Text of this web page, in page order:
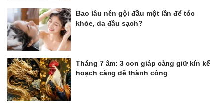
Bao lâu nên gội đầu một lần để tóc
khỏe, da đầu sạch?
Tháng 7 âm: 3 con giáp càng giữ kín kế
hoạch càng dễ thành công